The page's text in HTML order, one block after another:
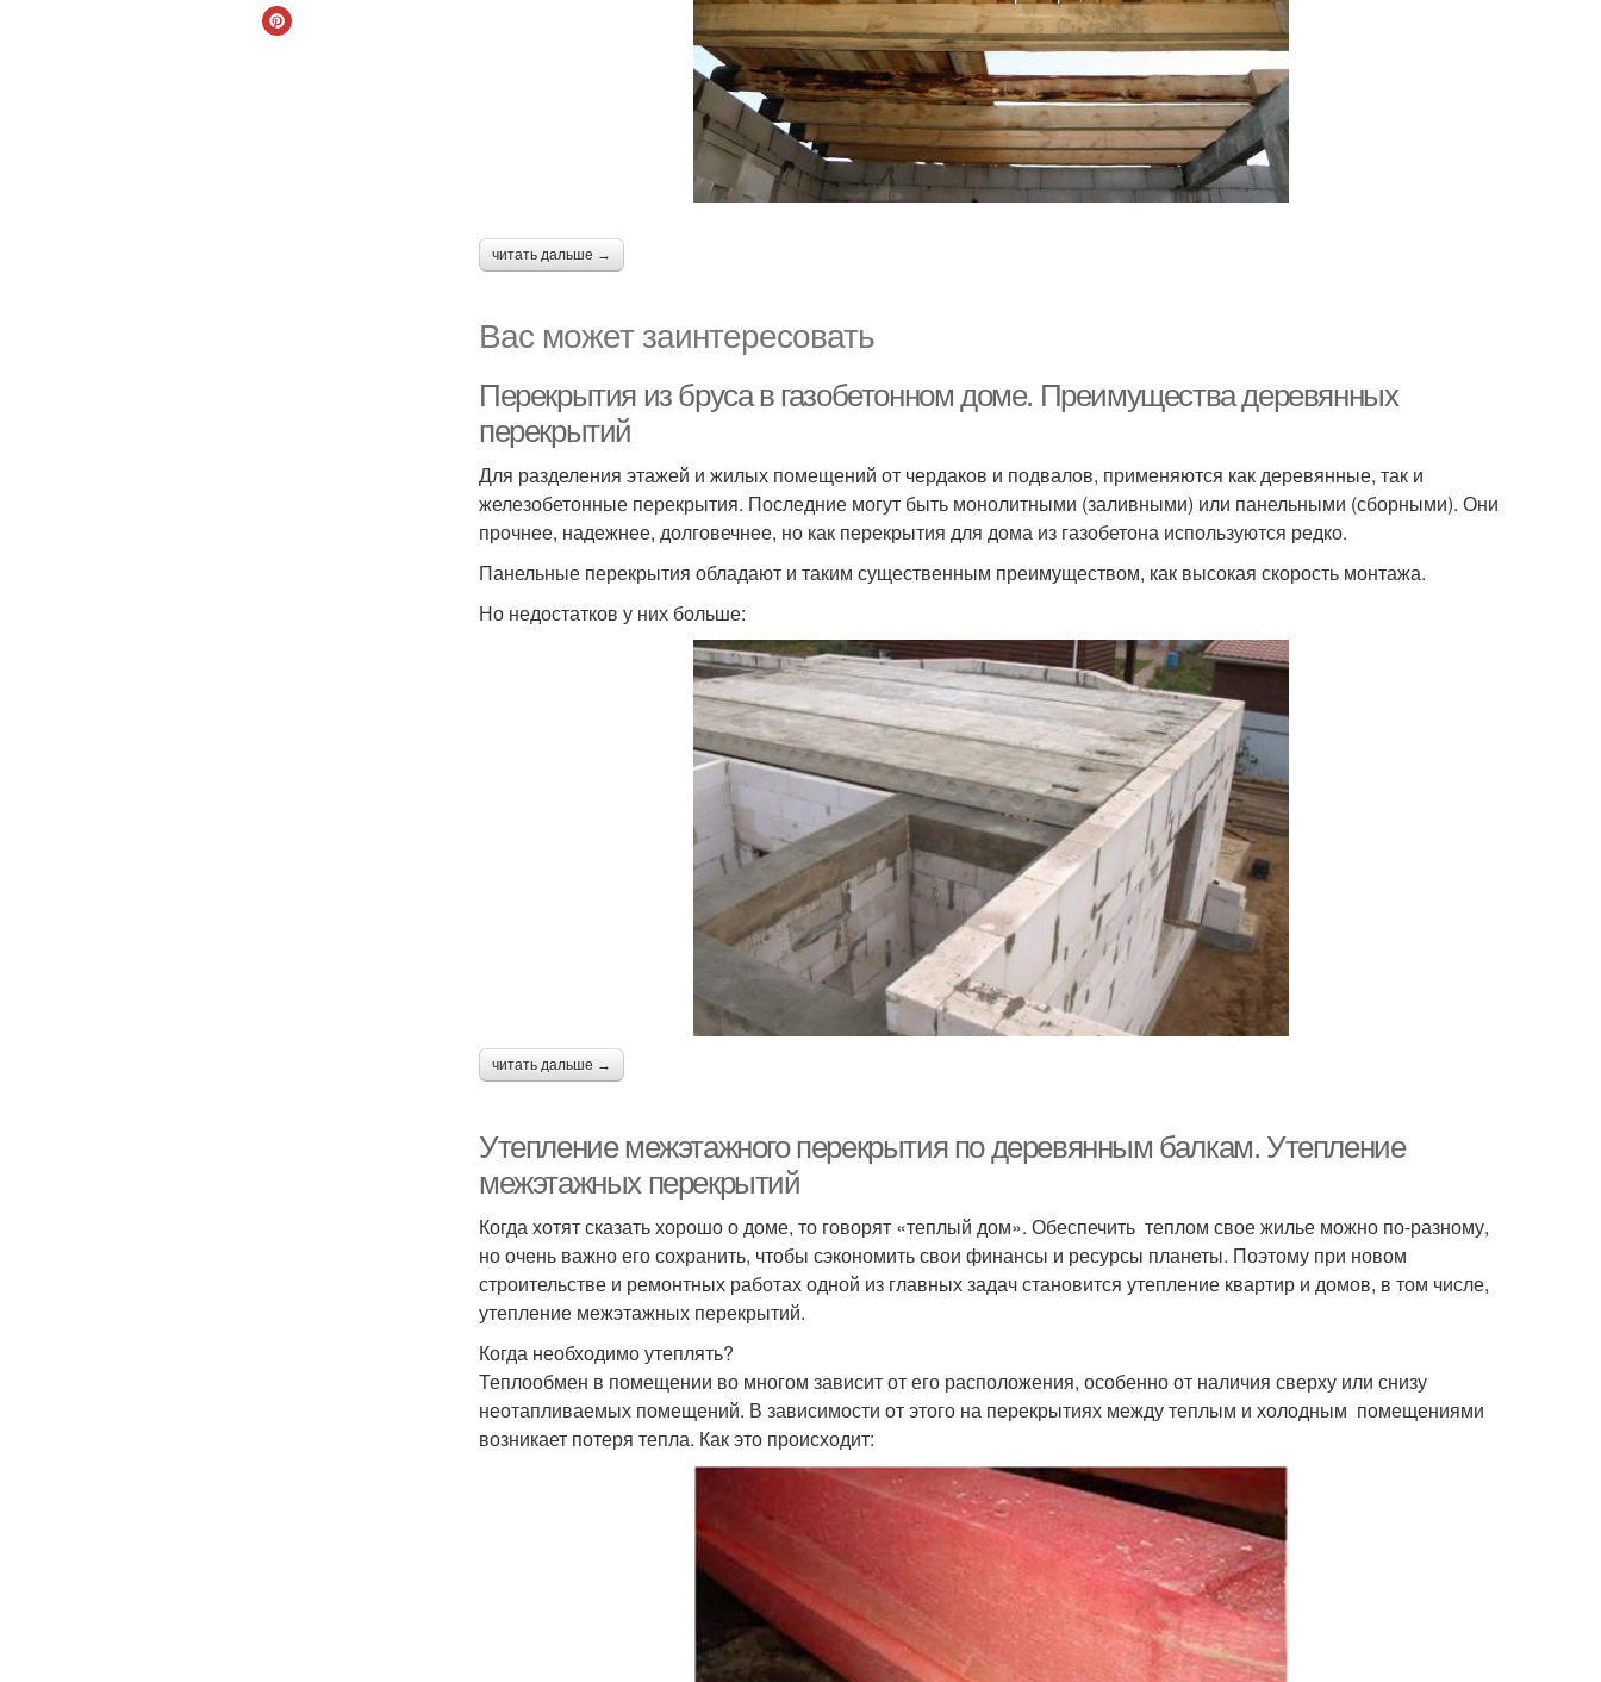
читать дальше →
Вас может заинтересовать
Перекрытия из бруса в газобетонном доме. Преимущества деревянных
перекрытий
Для разделения этажей и жилых помещений от чердаков и подвалов, применяются как деревянные, так и
железобетонные перекрытия. Последние могут быть монолитными (заливными) или панельными (сборными). Они
прочнее, надежнее, долговечнее, но как перекрытия для дома из газобетона используются редко.
Панельные перекрытия обладают и таким существенным преимуществом, как высокая скорость монтажа.
Но недостатков у них больше:
читать дальше →
Утепление межэтажного перекрытия по деревянным балкам. Утепление
межэтажных перекрытий
Когда хотят сказать хорошо о доме, то говорят «теплый дом». Обеспечить теплом свое жилье можно по-разному,
но очень важно его сохранить, чтобы сэкономить свои финансы и ресурсы планеты. Поэтому при новом
строительстве и ремонтных работах одной из главных задач становится утепление квартир и домов, в том числе,
утепление межэтажных перекрытий.
Когда необходимо утеплять?
Теплообмен в помещении во многом зависит от его расположения, особенно от наличия сверху или снизу
неотапливаемых помещений. В зависимости от этого на перекрытиях между теплым и холодным помещениями
возникает потеря тепла. Как это происходит: